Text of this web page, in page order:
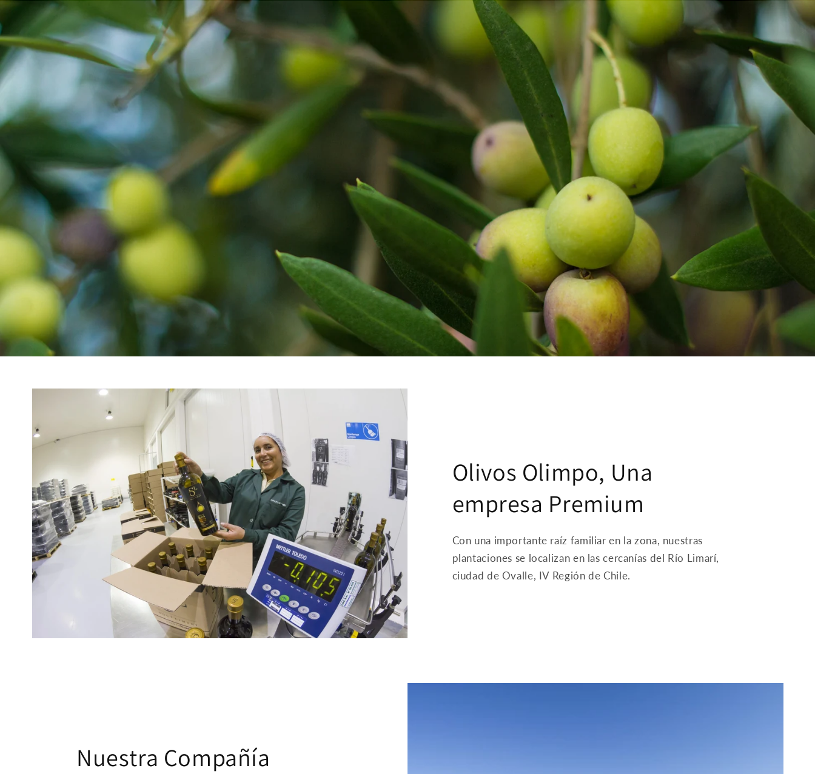
Olivos Olimpo, Una
empresa Premium
Con una importante raíz familiar en la zona, nuestras
plantaciones se localizan en las cercanías del Río Limarí,
ciudad de Ovalle, IV Región de Chile.
Nuestra Compañía